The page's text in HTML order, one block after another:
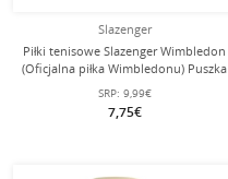
Slazenger
Piłki tenisowe Slazenger Wimbledon
(Oficjalna piłka Wimbledonu) Puszka
3 szt.
SRP: 9,99€
7,75€